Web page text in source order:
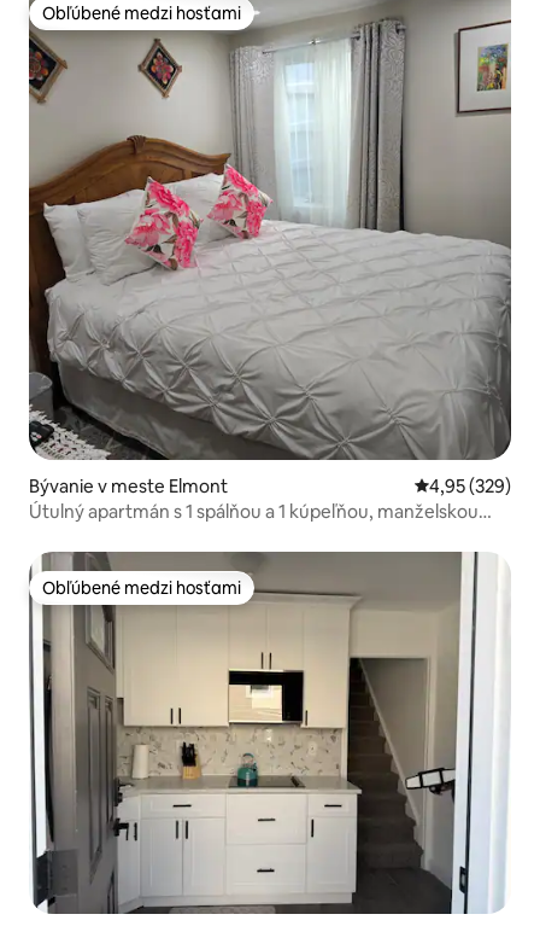
Obľúbené medzi hosťami
Obľúbené medzi hosťami
Bývanie v meste Elmont Priemerné
4,95 (329)
Útulný apartmán s 1 spálňou a 1 kúpeľňou, manželskou
Obľúbené medzi hosťami
Obľúbené medzi hosťami